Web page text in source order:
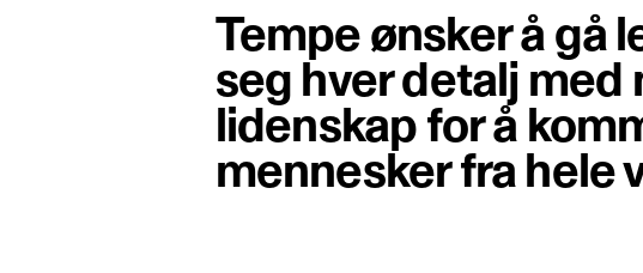
Tempe ønsker å gå
seg hver detalj
lidenskap for å
mennesker fra hele